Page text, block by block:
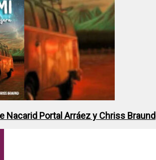
Nacarid Portal Arráez y Chriss Braund